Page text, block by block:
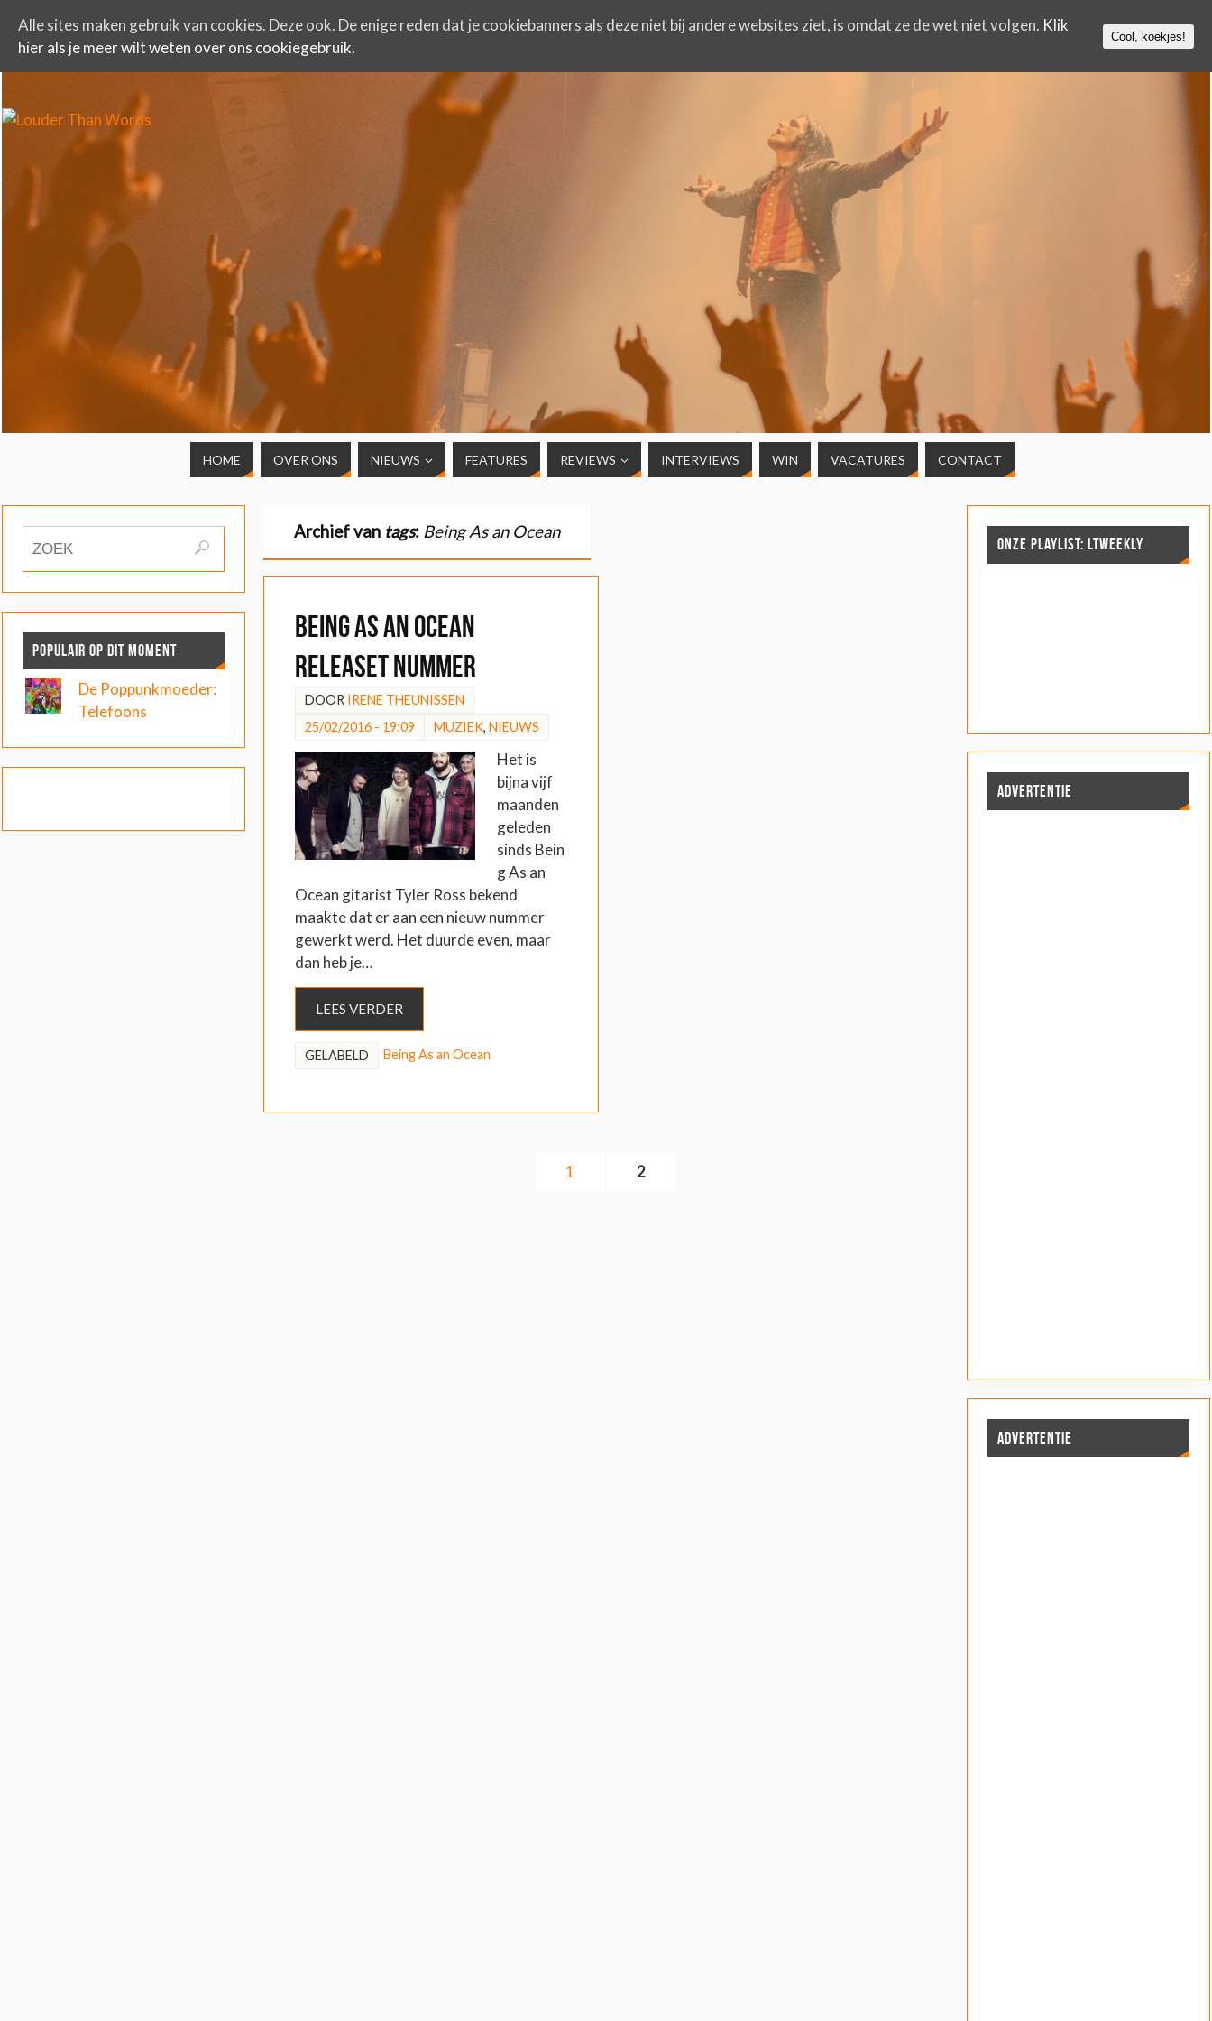
HOME OVER ONS NIEUWS FEATURES REVIEWS INTERVIEWS WIN VACATURES CONTACT
Archief van tags: Being As an Ocean
Being As an Ocean
releaset nummer
DOOR IRENE THEUNISSEN
25/02/2016 - 19:09
MUZIEK, NIEUWS
Het is
bijna vijf
maanden
geleden
sinds Bein
g As an
Ocean gitarist Tyler Ross bekend
maakte dat er aan een nieuw nummer
gewerkt werd. Het duurde even, maar
dan heb je…
LEES VERDER
GELABELD Being As an Ocean
1 2
POPULAIR OP DIT MOMENT
De Poppunkmoeder:
Telefoons
ONZE PLAYLIST: LTWEEKLY
ADVERTENTIE
ADVERTENTIE
Alle sites maken gebruik van cookies. Deze ook. De enige reden dat je cookiebanners als deze niet bij andere websites ziet, is omdat ze de wet niet volgen. Klik
hier als je meer wilt weten over ons cookiegebruik.
Cool, koekjes!